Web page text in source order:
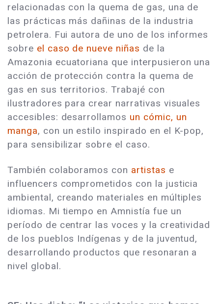
relacionadas con la quema de gas, una de
las prácticas más dañinas de la industria
petrolera. Fui autora de uno de los informes
sobre el caso de nueve niñas de la
Amazonia ecuatoriana que interpusieron una
acción de protección contra la quema de
gas en sus territorios. Trabajé con
ilustradores para crear narrativas visuales
accesibles: desarrollamos un cómic, un
manga, con un estilo inspirado en el K-pop,
para sensibilizar sobre el caso.
También colaboramos con artistas e
influencers comprometidos con la justicia
ambiental, creando materiales en múltiples
idiomas. Mi tiempo en Amnistía fue un
período de centrar las voces y la creatividad
de los pueblos Indígenas y de la juventud,
desarrollando productos que resonaran a
nivel global.